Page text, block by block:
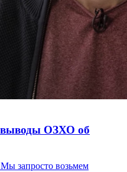
выводы ОЗХО об